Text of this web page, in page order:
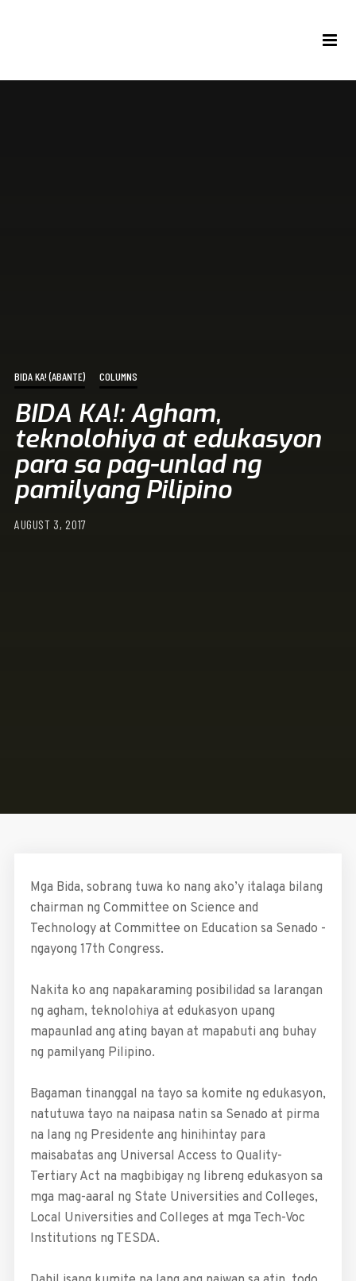
BIDA KA! (ABANTE) COLUMNS
BIDA KA!: Agham,
teknolohiya at edukasyon
para sa pag-unlad ng
pamilyang Pilipino
AUGUST 3, 2017
Mga Bida, sobrang tuwa ko nang ako’y italaga bilang
chairman ng Committee on Science and
Technology at Committee on Education sa Senado ­
ngayong 17th Congress.
Nakita ko ang napakara­ming posibilidad sa larangan
ng agham, teknolohiya at edukasyon upang
mapaunlad ang ating ­bayan at mapabuti ang ­buhay
ng pamilyang Pilipino.
Bagaman tinanggal na tayo sa komite ng edukasyon,
natutuwa tayo na naipasa natin sa ­Senado at pirma
na lang ng Presidente ang hinihintay para
maisabatas ang Universal Access to Quality­
Tertiary Act na magbibigay ng libreng edukasyon sa
mga mag-aaral ng State Universities and Colleges,
Local Universities and Colleges at mga Tech-Voc
Institutions ng TESDA.